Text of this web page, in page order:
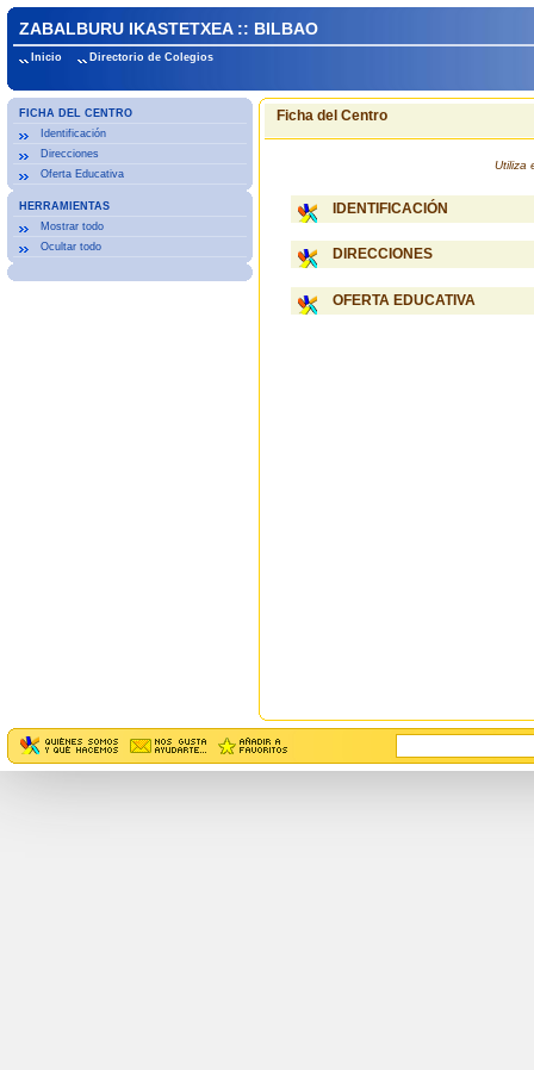
ZABALBURU IKASTETXEA :: BILBAO
Inicio Directorio de Colegios
FICHA DEL CENTRO
Identificación
Direcciones
Oferta Educativa
HERRAMIENTAS
Mostrar todo
Ocultar todo
Ficha del Centro
Utiliza
IDENTIFICACIÓN
DIRECCIONES
OFERTA EDUCATIVA